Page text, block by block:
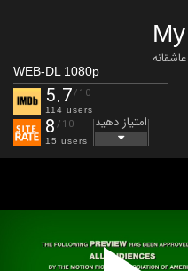
عاشقانه
WEB-DL 1080p
5.7/10
114 users
8 /10
15 users
امتیاز دهید